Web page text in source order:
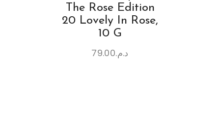
The Rose Edition
20 Lovely In Rose,
10 G
د.م.79.00